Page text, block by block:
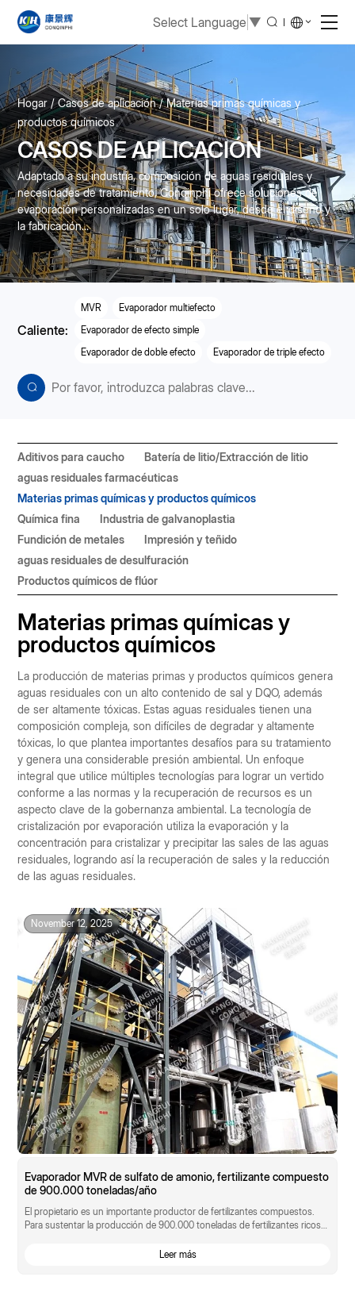
Select Language ▼
Hogar Casos de aplicación Materias primas químicas y
productos químicos
CASOS DE APLICACIÓN
Adaptado a su industria, composición de aguas residuales y
necesidades de tratamiento, Conqinphi ofrece soluciones de
evaporación personalizadas en un solo lugar, desde el diseño y
la fabricación...
Caliente:
MVR
Evaporador multiefecto
Evaporador de efecto simple
Evaporador de doble efecto
Evaporador de triple efecto
Aditivos para caucho
Batería de litio/Extracción de litio
aguas residuales farmacéuticas
Materias primas químicas y productos químicos
Química fina
Industria de galvanoplastia
Fundición de metales
Impresión y teñido
aguas residuales de desulfuración
Productos químicos de flúor
Materias primas químicas y
productos químicos
La producción de materias primas y productos químicos genera
aguas residuales con un alto contenido de sal y DQO, además
de ser altamente tóxicas. Estas aguas residuales tienen una
composición compleja, son difíciles de degradar y altamente
tóxicas, lo que plantea importantes desafíos para su tratamiento
y genera una considerable presión ambiental. Un enfoque
integral que utilice múltiples tecnologías para lograr un vertido
conforme a las normas y la recuperación de recursos es un
aspecto clave de la gobernanza ambiental. La tecnología de
cristalización por evaporación utiliza la evaporación y la
concentración para cristalizar y precipitar las sales de las aguas
residuales, logrando así la recuperación de sales y la reducción
de las aguas residuales.
November 12, 2025
Evaporador MVR de sulfato de amonio, fertilizante compuesto
de 900.000 toneladas/año
El propietario es un importante productor de fertilizantes compuestos.
Para sustentar la producción de 900.000 toneladas de fertilizantes ricos
Leer más